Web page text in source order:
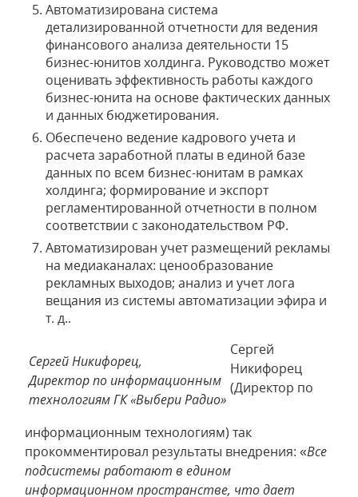
Автоматизирована система
детализированной отчетности для ведения
финансового анализа деятельности 15
бизнес-юнитов холдинга. Руководство может
оценивать эффективность работы каждого
бизнес-юнита на основе фактических данных
и данных бюджетирования.
Обеспечено ведение кадрового учета и
расчета заработной платы в единой базе
данных по всем бизнес-юнитам в рамках
холдинга; формирование и экспорт
регламентированной отчетности в полном
соответствии с законодательством РФ.
Автоматизирован учет размещений рекламы
на медиаканалах: ценообразование
рекламных выходов; анализ и учет лога
вещания из системы автоматизации эфира и
т. д..
Сергей Никифорец,
Директор по информационным
технологиям ГК «Выбери Радио»
Сергей
Никифорец
(Директор по
информационным технологиям) так
прокомментировал результаты внедрения: «Все
подсистемы работают в едином
информационном пространстве, что дает